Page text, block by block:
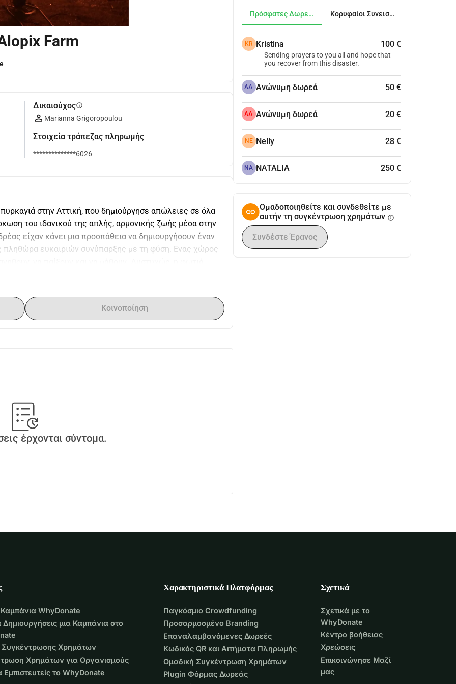
Farm
Δικαιούχοςinfo
Marianna Grigoropoulou
Στοιχεία τράπεζας πληρωμής
**************6026
στην Αττική, που δημιούργησε απώλειες σε όλα
του ιδανικού της απλής, αρμονικής ζωής μέσα στην
είχαν κάνει μια προσπάθεια να δημιουργήσουν έναν
ευκαιριών συνύπαρξης με τη φύση. Ενας χώρος
είχε δημιουργήσει, με αποτέλεσμα να αποχωρήσει
για την Ζωή στην Φύση, είναι εδώ!Ζωντανή, δυνατή
φύσης και των πλασμάτων της. Ένας τόπος που όλες οι
Κοινοποίηση
έρχονται σύντομα.
Πρόσφατες Δωρεές Κορυφαίοι Συνεισφέροντες
KR Kristina 100 €
Sending prayers to you all and hope that
you recover from this disaster.
ΑΔ Ανώνυμη δωρεά 50 €
ΑΔ Ανώνυμη δωρεά 20 €
NE Nelly 28 €
NA NATALIA 250 €
Ομαδοποιηθείτε και συνδεθείτε με
αυτήν τη συγκέντρωση χρημάτων info
Συνδέστε Έρανος
Καμπάνια WhyDonate
μια Καμπάνια στο
Συγκέντρωσης Χρημάτων
Χρημάτων για Οργανισμούς
Εμπιστευτείς το WhyDonate
Χαρακτηριστικά Πλατφόρμας
Παγκόσμιο Crowdfunding
Προσαρμοσμένο Branding
Επαναλαμβανόμενες Δωρεές
Κωδικός QR και Αιτήματα Πληρωμής
Ομαδική Συγκέντρωση Χρημάτων
Plugin Φόρμας Δωρεάς
Σχετικά
Σχετικά με το
WhyDonate
Κέντρο βοήθειας
Χρεώσεις
Επικοινώνησε Μαζί
μας